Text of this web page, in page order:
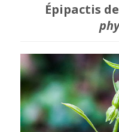
Épipactis